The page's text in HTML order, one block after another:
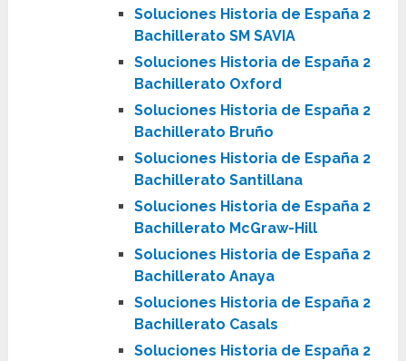
Soluciones Historia de España 2
Bachillerato SM SAVIA
Soluciones Historia de España 2
Bachillerato Oxford
Soluciones Historia de España 2
Bachillerato Bruño
Soluciones Historia de España 2
Bachillerato Santillana
Soluciones Historia de España 2
Bachillerato McGraw-Hill
Soluciones Historia de España 2
Bachillerato Anaya
Soluciones Historia de España 2
Bachillerato Casals
Soluciones Historia de España 2